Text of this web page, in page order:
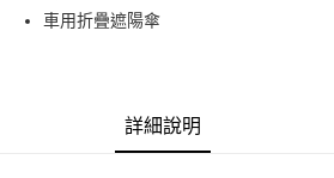
車用折疊遮陽傘
詳細說明